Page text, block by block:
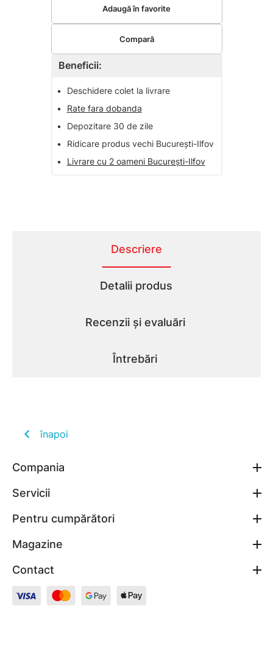
Beneficii:
•
Deschidere colet la livrare
•
Rate fara dobanda
•
Depozitare 30 de zile
•
Ridicare produs vechi București-Ilfov
•
Livrare cu 2 oameni București-Ilfov
Adaugă în favorite
Compară
Descriere
Detalii produs
Recenzii și evaluări
Întrebări
înapoi
Compania
Servicii
Pentru cumpărători
Magazine
Contact